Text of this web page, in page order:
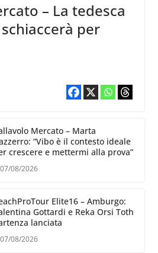
– La tedesca
per
Mercato – Marta
“Vibo è il contesto ideale
crescere e mettermi alla prova”
07/08/2026
Elite16 – Amburgo:
Gottardi e Reka Orsi Toth
lanciata
07/08/2026